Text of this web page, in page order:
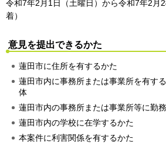
令和7年2月1日（土曜日）から令和7年2月
着）
意見を提出できるかた
蓮田市に住所を有するかた
蓮田市内に事務所または事業所を有す
体
蓮田市内の事務所または事業所等に勤
蓮田市内の学校に在学するかた
本案件に利害関係を有するかた